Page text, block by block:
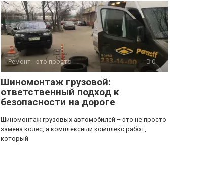
Ремонт - это просто 0
Шиномонтаж грузовой:
ответственный подход к
безопасности на дороге
Шиномонтаж грузовых автомобилей – это не просто
замена колес, а комплексный комплекс работ,
который